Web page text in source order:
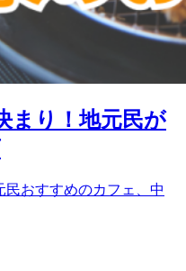
まり！地元民が
おすすめのカフェ、中